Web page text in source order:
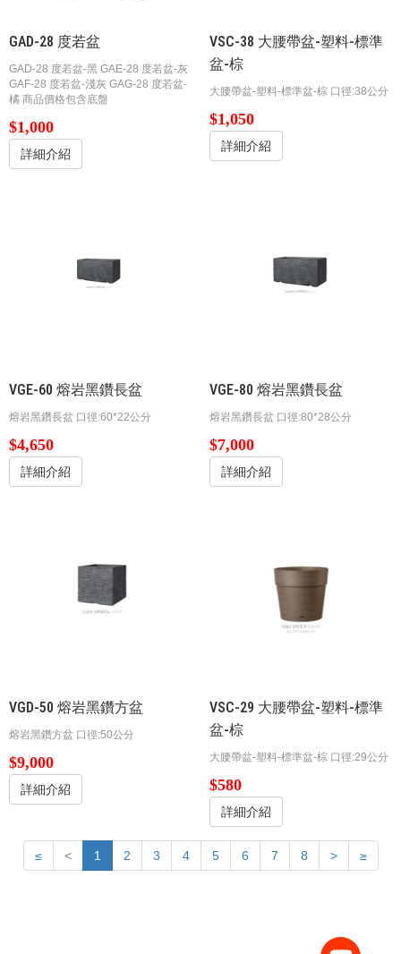
GAD-28 度若盆
GAD-28 度若盆-黑 GAE-28 度若盆-灰
GAF-28 度若盆-淺灰 GAG-28 度若盆-
橘 商品價格包含底盤
$1,000
詳細介紹
​​​​​VSC-38 ​​大腰帶盆-塑料-標準
盆-棕
​​​​​​​大腰帶盆-塑料-標準盆-棕 口徑:38公分
$1,050
詳細介紹
VGE-60 ​​​​​​​熔岩黑鑽長盆
​​​​​​​熔岩黑鑽長盆 口徑:60*22公分
$4,650
詳細介紹
VGE-80 ​​​​​​​熔岩黑鑽長盆
​​​​​​​熔岩黑鑽長盆 口徑:80*28公分
$7,000
詳細介紹
VGD-50 ​​​​​​​熔岩黑鑽方盆
​​​​​​​熔岩黑鑽方盆 口徑:50公分
$9,000
詳細介紹
VSC-29 大腰帶盆-塑料-標準
盆-棕
大腰帶盆-塑料-標準盆-棕 口徑:29公分
$580
詳細介紹
≤ < 1 2 3 4 5 6 7 8 > ≥